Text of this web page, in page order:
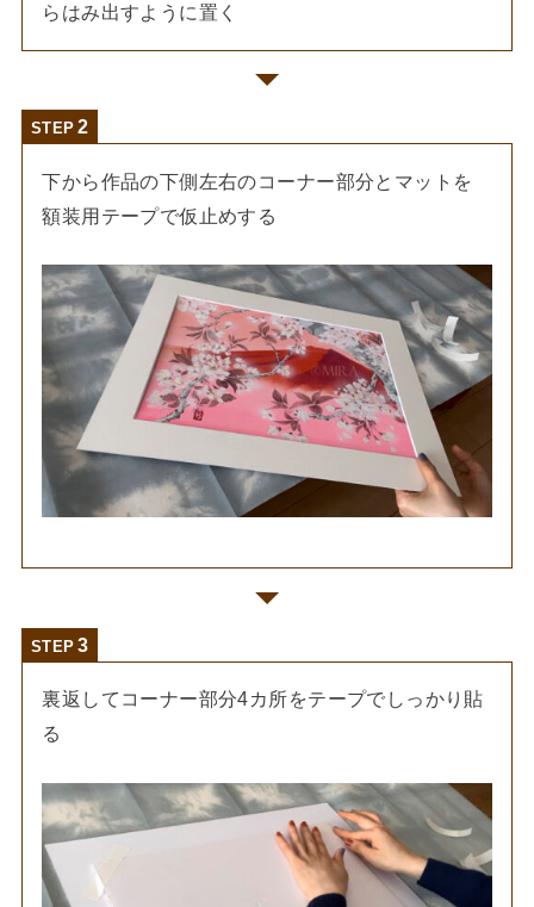
らはみ出すように置く
STEP
下から作品の下側左右のコーナー部分とマットを
額装用テープで仮止めする
STEP
裏返してコーナー部分4カ所をテープでしっかり貼
る